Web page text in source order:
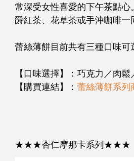
常深受女性喜愛的下午茶點心
爵紅茶、花草茶或手沖咖啡一
蕾絲薄餅目前共有三種口味可
【口味選擇】：巧克力／肉鬆
【購買連結】： 蕾絲薄餅系列
★★★杏仁摩那卡系列★★★